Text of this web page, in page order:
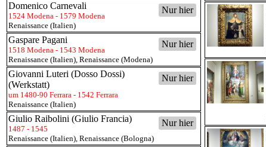
Nur hier
Domenico Carnevali
1524 Modena - 1579 Modena
Renaissance (Italien)
Nur hier
Gaspare Pagani
1518 Modena - 1543 Modena
Renaissance (Italien), Renaissance (Modena)
Nur hier
Giovanni Luteri (Dosso Dossi)
(Werkstatt)
um 1480-90 Ferrara - 1542 Ferrara
Renaissance (Italien)
Nur hier
Giulio Raibolini (Giulio Francia)
1487 - 1545
Renaissance (Italien), Renaissance (Bologna)